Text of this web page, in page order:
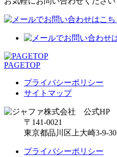
PAGETOP
プライバシーポリシー
サイトマップ
〒141-0021
東京都品川区上大崎3-9-30
プライバシーポリシー